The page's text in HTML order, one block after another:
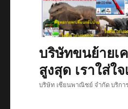
บริษัทขนย้ายเ
สูงสุด เราใส่ใ
บริษัท เซียนพาณิชย์ จำกัด บริกา